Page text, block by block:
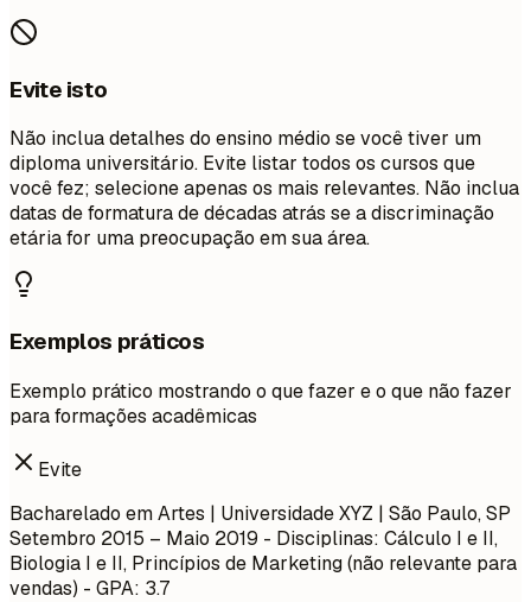
Evite isto
Não inclua detalhes do ensino médio se você tiver um
diploma universitário. Evite listar todos os cursos que
você fez; selecione apenas os mais relevantes. Não inclua
datas de formatura de décadas atrás se a discriminação
etária for uma preocupação em sua área.
Exemplos práticos
Exemplo prático mostrando o que fazer e o que não fazer
para formações acadêmicas
Evite
Bacharelado em Artes | Universidade XYZ | São Paulo, SP
Setembro 2015 – Maio 2019 - Disciplinas: Cálculo I e II,
Biologia I e II, Princípios de Marketing (não relevante para
vendas) - GPA: 3.7